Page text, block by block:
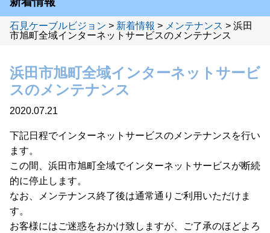
石見ケーブルビジョン > 新着情報 > メンテナンス > 浜田
市旭町全域インターネットサービスのメンテナンス
浜田市旭町全域インターネットサービ
スのメンテナンス
2020.07.21
下記日程でインターネットサービスのメンテナンスを行い
ます。
この間、浜田市旭町全域でインターネットサービスが断続
的に停止します。
なお、メンテナンス終了後は通常通りご利用いただけま
す。
お客様にはご迷惑をおかけ致しますが、ご了承のほどよろ